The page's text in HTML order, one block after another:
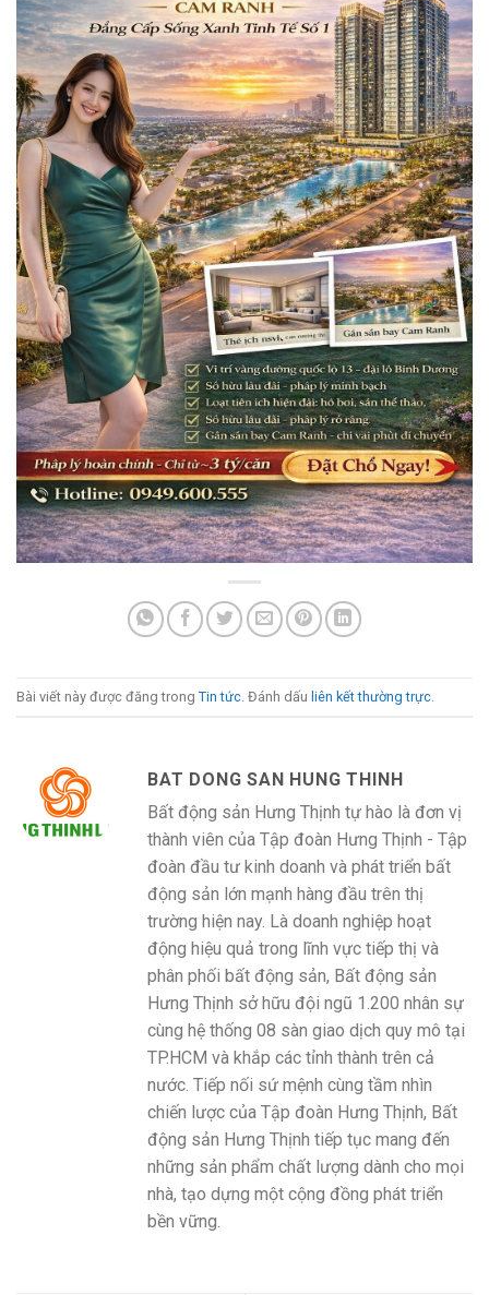
Bài viết này được đăng trong Tin tức . Đánh dấu liên kết thường trực
BAT DONG SAN HUNG THINH
Bất động sản Hưng Thịnh tự hào là đơn vị
thành viên của Tập đoàn Hưng Thịnh - Tập
đoàn đầu tư kinh doanh và phát triển bất
động sản lớn mạnh hàng đầu trên thị
trường hiện nay. Là doanh nghiệp hoạt
động hiệu quả trong lĩnh vực tiếp thị và
phân phối bất động sản, Bất động sản
Hưng Thịnh sở hữu đội ngũ 1.200 nhân sự
cùng hệ thống 08 sàn giao dịch quy mô tại
TP.HCM và khắp các tỉnh thành trên cả
nước. Tiếp nối sứ mệnh cùng tầm nhìn
chiến lược của Tập đoàn Hưng Thịnh, Bất
động sản Hưng Thịnh tiếp tục mang đến
những sản phẩm chất lượng dành cho mọi
nhà, tạo dựng một cộng đồng phát triển
bền vững.